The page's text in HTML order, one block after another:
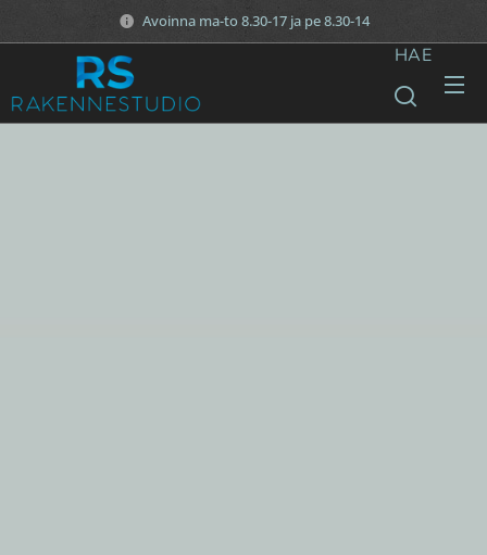
Avoinna ma-to 8.30-17 ja pe 8.30-14
HAE